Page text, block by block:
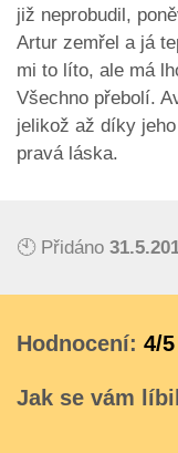
již neprobudil,
Artur zemřel a já
mi to líto, ale má
Všechno přebolí.
jelikož až díky
pravá láska.
🕙 Přidáno
Hodnocení: 4/5
Jak se vám